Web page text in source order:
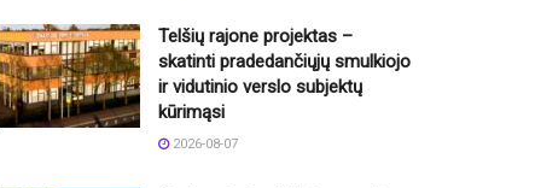
Telšių rajone projektas –
skatinti pradedančiųjų smulkiojo
ir vidutinio verslo subjektų
kūrimąsi
2026-08-07